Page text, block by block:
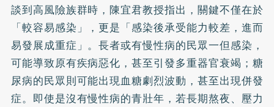
談到高風險族群時，陳宜君教授指出，關鍵不僅在於
「較容易感染」，更是「感染後承受能力較差，進而
易發展成重症」。長者或有慢性病的民眾一但感染，
可能導致原有疾病惡化，甚至引發多重器官衰竭；糖
尿病的民眾則可能出現血糖劇烈波動，甚至出現併發
症。即使是沒有慢性病的青壯年，若長期熬夜、壓力